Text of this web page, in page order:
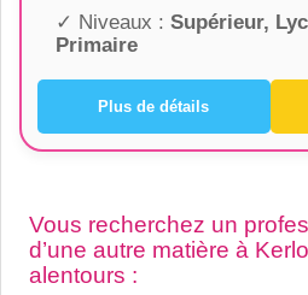
✓ Niveaux : Supérieur,
Primaire
Plus de détails
Vous recherchez un
d’une autre matière à
alentours :